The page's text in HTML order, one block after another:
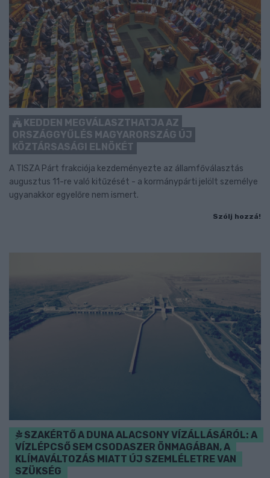
KEDDEN MEGVÁLASZTHATJA AZ
ORSZÁGGYŰLÉS MAGYARORSZÁG ÚJ
KÖZTÁRSASÁGI ELNÖKÉT
A TISZA Párt frakciója kezdeményezte az államfőválasztás
augusztus 11-re való kitűzését - a kormánypárti jelölt személye
ugyanakkor egyelőre nem ismert.
Szólj hozzá!
SZAKÉRTŐ A DUNA ALACSONY VÍZÁLLÁSÁRÓL: A
VÍZLÉPCSŐ SEM CSODASZER ÖNMAGÁBAN, A
KLÍMAVÁLTOZÁS MIATT ÚJ SZEMLÉLETRE VAN
SZÜKSÉG